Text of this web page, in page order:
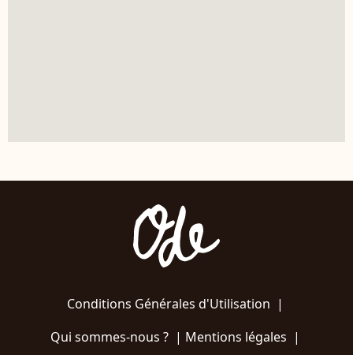
Conditions Générales d'Utilisation |
Qui sommes-nous ?| Mentions légales |